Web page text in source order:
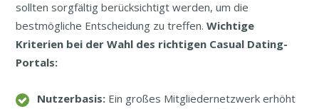
sollten sorgfältig berücksichtigt werden, um die
bestmögliche Entscheidung zu treffen.Wichtige
Kriterien bei der Wahl des richtigen Casual Dating-
Portals:
Nutzerbasis: Ein großes Mitgliedernetzwerk erhöht